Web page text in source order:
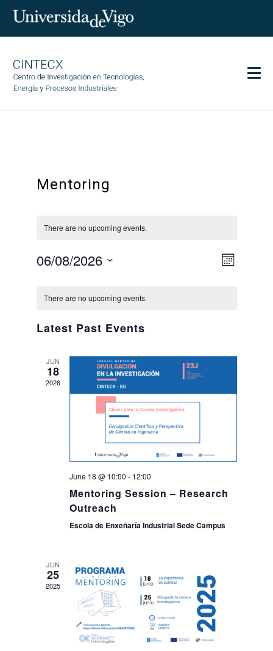
Services
Communication
Search
SearchSEARCH
TwitterInstagram
Mentoring
There are no upcoming events.
Views
Event
Month
06/08/2026
Calendar
Events
There are no upcoming events.
Latest Past Events
JUN
18
2026
June 18 @ 10:00 - 12:00
Mentoring Session – Research
Outreach
Escola de Enxeñaría Industrial Sede Campus
JUN
25
2025